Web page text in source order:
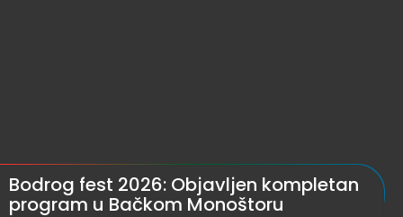
Bodrog fest 2026: Objavljen kompletan
program u Bačkom Monoštoru